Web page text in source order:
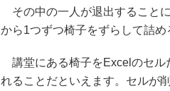
その中の一人が退出すること
から1つずつ椅子をずらして詰め
講堂にある椅子をExcelのセル
れることだといえます。セルが